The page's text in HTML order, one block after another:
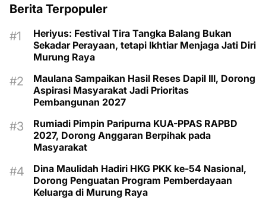
Berita Terpopuler
Heriyus: Festival Tira Tangka Balang Bukan
Sekadar Perayaan, tetapi Ikhtiar Menjaga Jati Diri
Murung Raya
Maulana Sampaikan Hasil Reses Dapil III, Dorong
Aspirasi Masyarakat Jadi Prioritas
Pembangunan 2027
Rumiadi Pimpin Paripurna KUA-PPAS RAPBD
2027, Dorong Anggaran Berpihak pada
Masyarakat
Dina Maulidah Hadiri HKG PKK ke-54 Nasional,
Dorong Penguatan Program Pemberdayaan
Keluarga di Murung Raya